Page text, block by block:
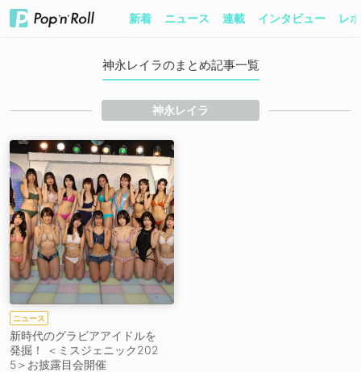
新着 ニュース 連載 インタビュー レ
神永レイラのまとめ記事一覧
神永レイラ
ニュース
新時代のグラビアアイドルを
発掘！ ＜ミスジェニック202
5＞お披露目会開催